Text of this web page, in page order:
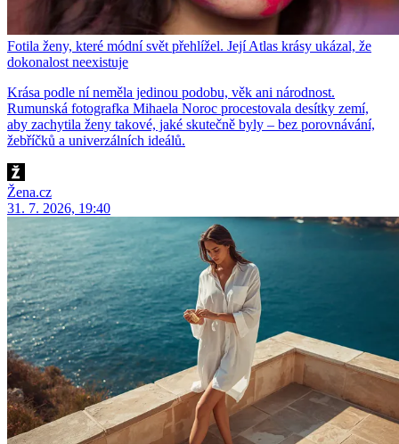
Fotila ženy, které módní svět přehlížel. Její Atlas krásy ukázal, že
dokonalost neexistuje
Krása podle ní neměla jedinou podobu, věk ani národnost.
Rumunská fotografka Mihaela Noroc procestovala desítky zemí,
aby zachytila ženy takové, jaké skutečně byly – bez porovnávání,
žebříčků a univerzálních ideálů.
Žena.cz
31. 7. 2026, 19:40